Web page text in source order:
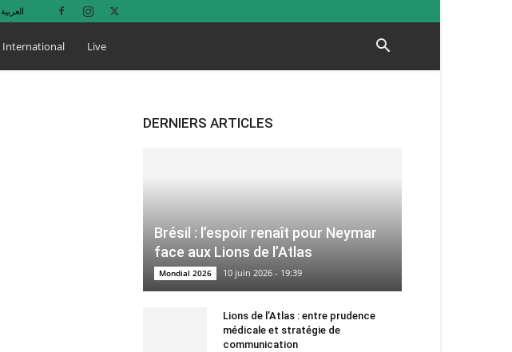
العربية
International Live
DERNIERS ARTICLES
Brésil : l’espoir renaît pour Neymar
face aux Lions de l’Atlas
Mondial 2026 10 juin 2026 - 19:39
Lions de l’Atlas : entre prudence
médicale et stratégie de
communication